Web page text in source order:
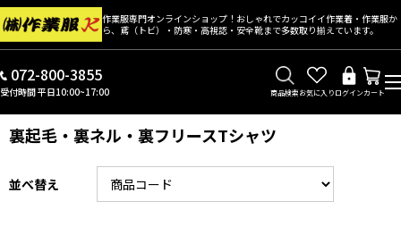
作業服専門オンラインショップ！おしゃれでカッコイイ作業着・作業服か
ら、鳶（トビ）・防寒・高視認・安全靴まで多数取り揃えています。
072-800-3855
受付時間 平日10:00~17:00 商品検索お気に入りログインカート
裏起毛・裏ネル・裏フリースTシャツ
並べ替え